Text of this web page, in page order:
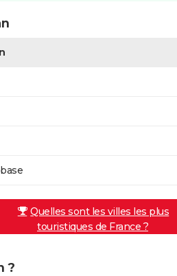
Quelles sont les villes les plus
touristiques de France ?
?